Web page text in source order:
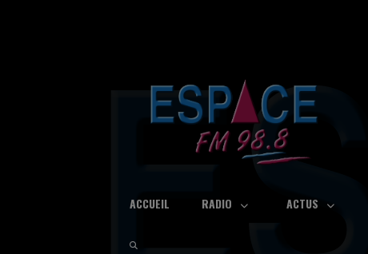
ACCUEIL RADIO ACTUS